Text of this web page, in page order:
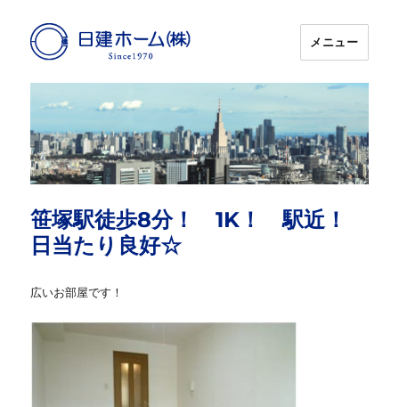
日建ホーム
メニュー
笹塚駅徒歩8分！ 1K！ 駅近！
日当たり良好☆
広いお部屋です！